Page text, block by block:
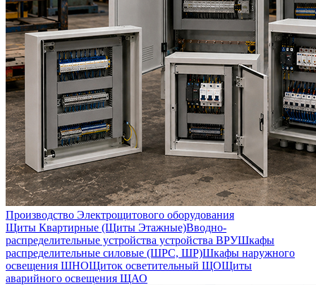
Производство Электрощитового оборудования
Щиты Квартирные (Щиты Этажные)Вводно-
распределительные устройства устройства ВРУШкафы
распределительные силовые (ШРС, ШР)Шкафы наружного
освещения ШНОЩиток осветительный ЩОЩиты
аварийного освещения ЩАО